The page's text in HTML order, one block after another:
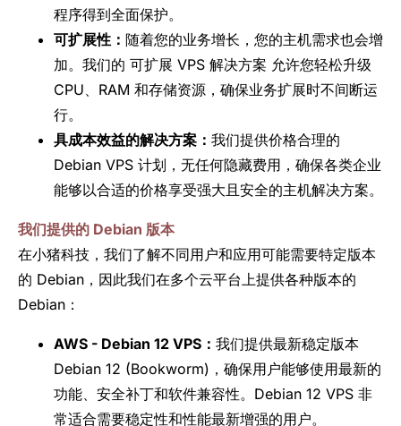
程序得到全面保护。
可扩展性： 随着您的业务增长，您的主机需求也会增
加。我们的 可扩展 VPS 解决方案 允许您轻松升级
CPU、RAM 和存储资源，确保业务扩展时不间断运
行。
具成本效益的解决方案： 我们提供价格合理的
Debian VPS 计划，无任何隐藏费用，确保各类企业
能够以合适的价格享受强大且安全的主机解决方案。
我们提供的 Debian 版本
在小猪科技，我们了解不同用户和应用可能需要特定版本
的 Debian，因此我们在多个云平台上提供各种版本的
Debian：
AWS - Debian 12 VPS： 我们提供最新稳定版本
Debian 12 (Bookworm)，确保用户能够使用最新的
功能、安全补丁和软件兼容性。Debian 12 VPS 非
常适合需要稳定性和性能最新增强的用户。